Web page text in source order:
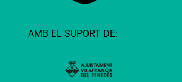
AMB EL SUPORT DE: